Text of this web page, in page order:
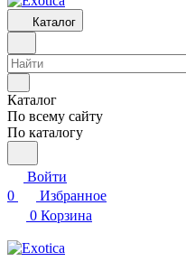
Каталог
Каталог
По всему сайту
По каталогу
Войти
0
Избранное
0 Корзина